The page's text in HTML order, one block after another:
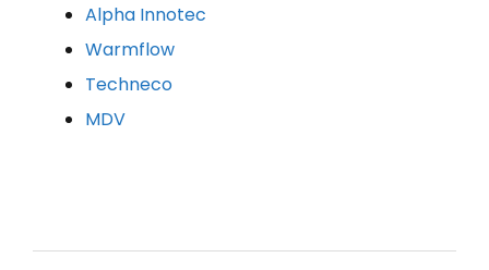
Alpha Innotec
Warmflow
Techneco
MDV